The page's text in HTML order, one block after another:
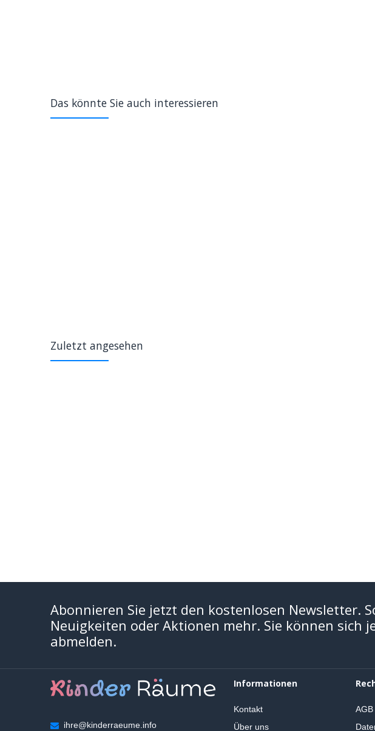
Das könnte Sie auch interessieren
Zuletzt angesehen
Abonnieren Sie jetzt den kostenlosen Newsletter.
Neuigkeiten oder Aktionen mehr. Sie können sich
abmelden.
ihre@kinderraeume.info
Informationen
Kontakt
Über uns
AGB